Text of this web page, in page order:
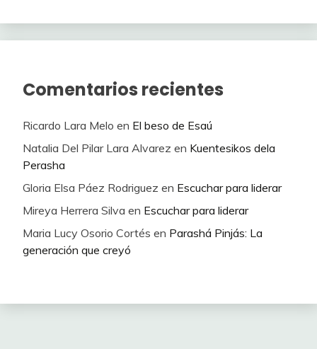
Comentarios recientes
Ricardo Lara Melo en El beso de Esaú
Natalia Del Pilar Lara Alvarez en Kuentesikos dela
Perasha
Gloria Elsa Páez Rodriguez en Escuchar para liderar
Mireya Herrera Silva en Escuchar para liderar
Maria Lucy Osorio Cortés en Parashá Pinjás: La
generación que creyó